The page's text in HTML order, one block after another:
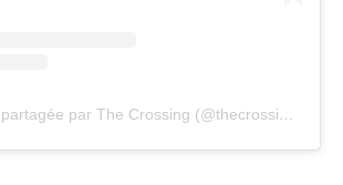
Une publication partagée par The Crossing (@thecrossingfrance)